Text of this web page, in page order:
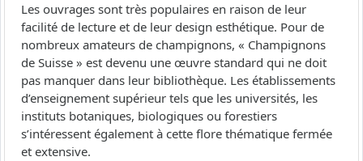
Les ouvrages sont très populaires en raison de leur
facilité de lecture et de leur design esthétique. Pour de
nombreux amateurs de champignons, « Champignons
de Suisse » est devenu une œuvre standard qui ne doit
pas manquer dans leur bibliothèque. Les établissements
d’enseignement supérieur tels que les universités, les
instituts botaniques, biologiques ou forestiers
s’intéressent également à cette flore thématique fermée
et extensive.